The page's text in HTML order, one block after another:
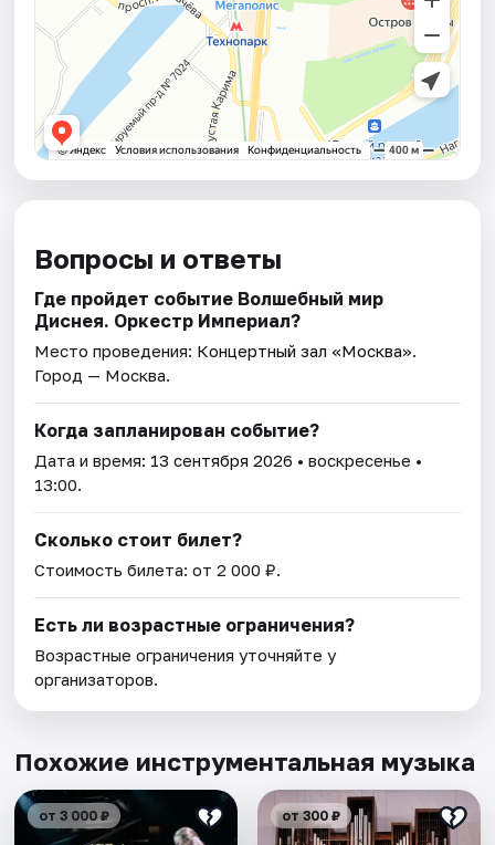
Вопросы и ответы
Где пройдет событие Волшебный мир
Диснея. Оркестр Империал?
Место проведения: Концертный зал «Москва».
Город — Москва.
Когда запланирован событие?
Дата и время: 13 сентября 2026 • воскресенье •
13:00.
Сколько стоит билет?
Стоимость билета: от 2 000 ₽.
Есть ли возрастные ограничения?
Возрастные ограничения уточняйте у
организаторов.
Похожие инструментальная музыка
от 3 000 ₽ от 300 ₽